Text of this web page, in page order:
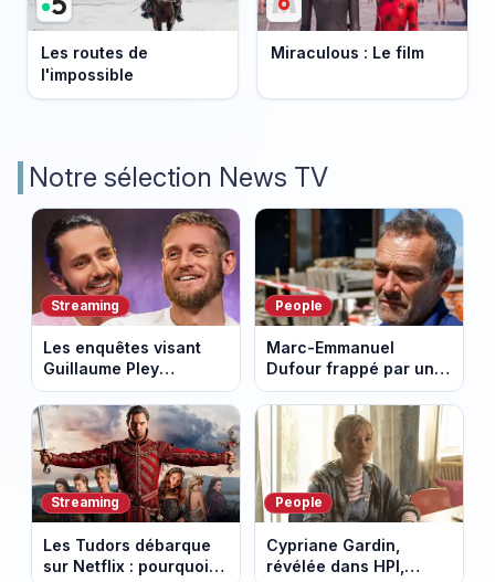
Les routes de
l'impossible
Miraculous : Le film
Notre sélection News TV
Streaming
Les enquêtes visant
Guillaume Pley
poussent Ragnar Le
Breton à quitter la
tournée Legend
People
Marc-Emmanuel
Dufour frappé par un
terrible incendie : son
chalet part en fumée
Streaming
Les Tudors débarque
sur Netflix : pourquoi la
People
Cypriane Gardin,
révélée dans HPI,